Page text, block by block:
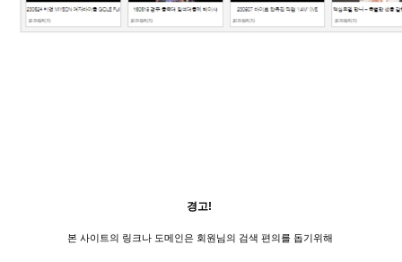
경고!
본 사이트의 링크나 도메인은 회원님의 검색 편의를 돕기위해